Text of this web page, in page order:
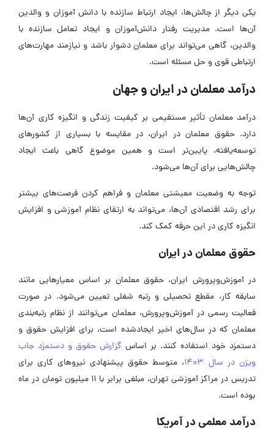
یکی دیگر از چالش‌ها، ایجاد ارتباط سازنده با دانش‌ آموزان و والدین
آن‌ها است. مدیریت رفتار دانش‌آموزان و ایجاد تعامل سازنده با
والدین، گاهی می‌تواند برای معلمان دشوار باشد و نیازمند مهارت‌های
ارتباطی قوی و حل مسئله است.
درآمد معلمان در ایران و جهان
درآمد معلمان تأثیر مستقیمی بر کیفیت زندگی و انگیزه کاری آن‌ها
دارد. حقوق معلمان در ایران، در مقایسه با بسیاری از کشورهای
توسعه‌یافته، پایین‌تر است و همین موضوع گاهی باعث ایجاد
چالش‌هایی برای آن‌ها می‌شود.
توجه به وضعیت معیشتی معلمان و فراهم کردن فرصت‌های بیشتر
برای رشد اقتصادی آن‌ها، می‌تواند به ارتقای نظام آموزشی و افزایش
انگیزه کاری در این حرفه کمک کند.
حقوق معلمان در ایران
در آموزش‌وپرورش ایران، حقوق معلمان بر اساس معیارهایی مانند
سابقه کار، مقطع تحصیلی و رتبه شغلی تعیین می‌شود. در صورت
فعالیت رسمی در آموزش‌وپرورش، معلمان می‌توانند از نظام رتبه‌بندی
معلمان که در سال‌های اخیر ایجادشده است، برای افزایش حقوق و
دستمزد خود استفاده کنند. بر اساس گزارش حقوق و دستمزد جاب
ویژن در سال 1403
، متوسط حقوق پیشنهادی نیروهای کاری برای
تدریس در مراکز آموزشی تهران، مبلغی برابر با 11 میلیون تومان در ماه
بوده است.
درآمد معلمی در آمریکا